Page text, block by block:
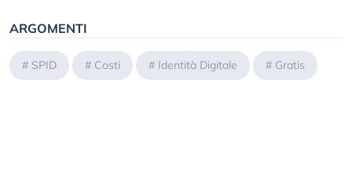
ARGOMENTI
# SPID # Costi # Identità Digitale # Gratis